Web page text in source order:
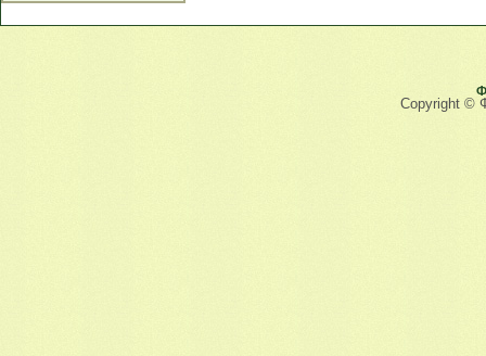
Copyright ©